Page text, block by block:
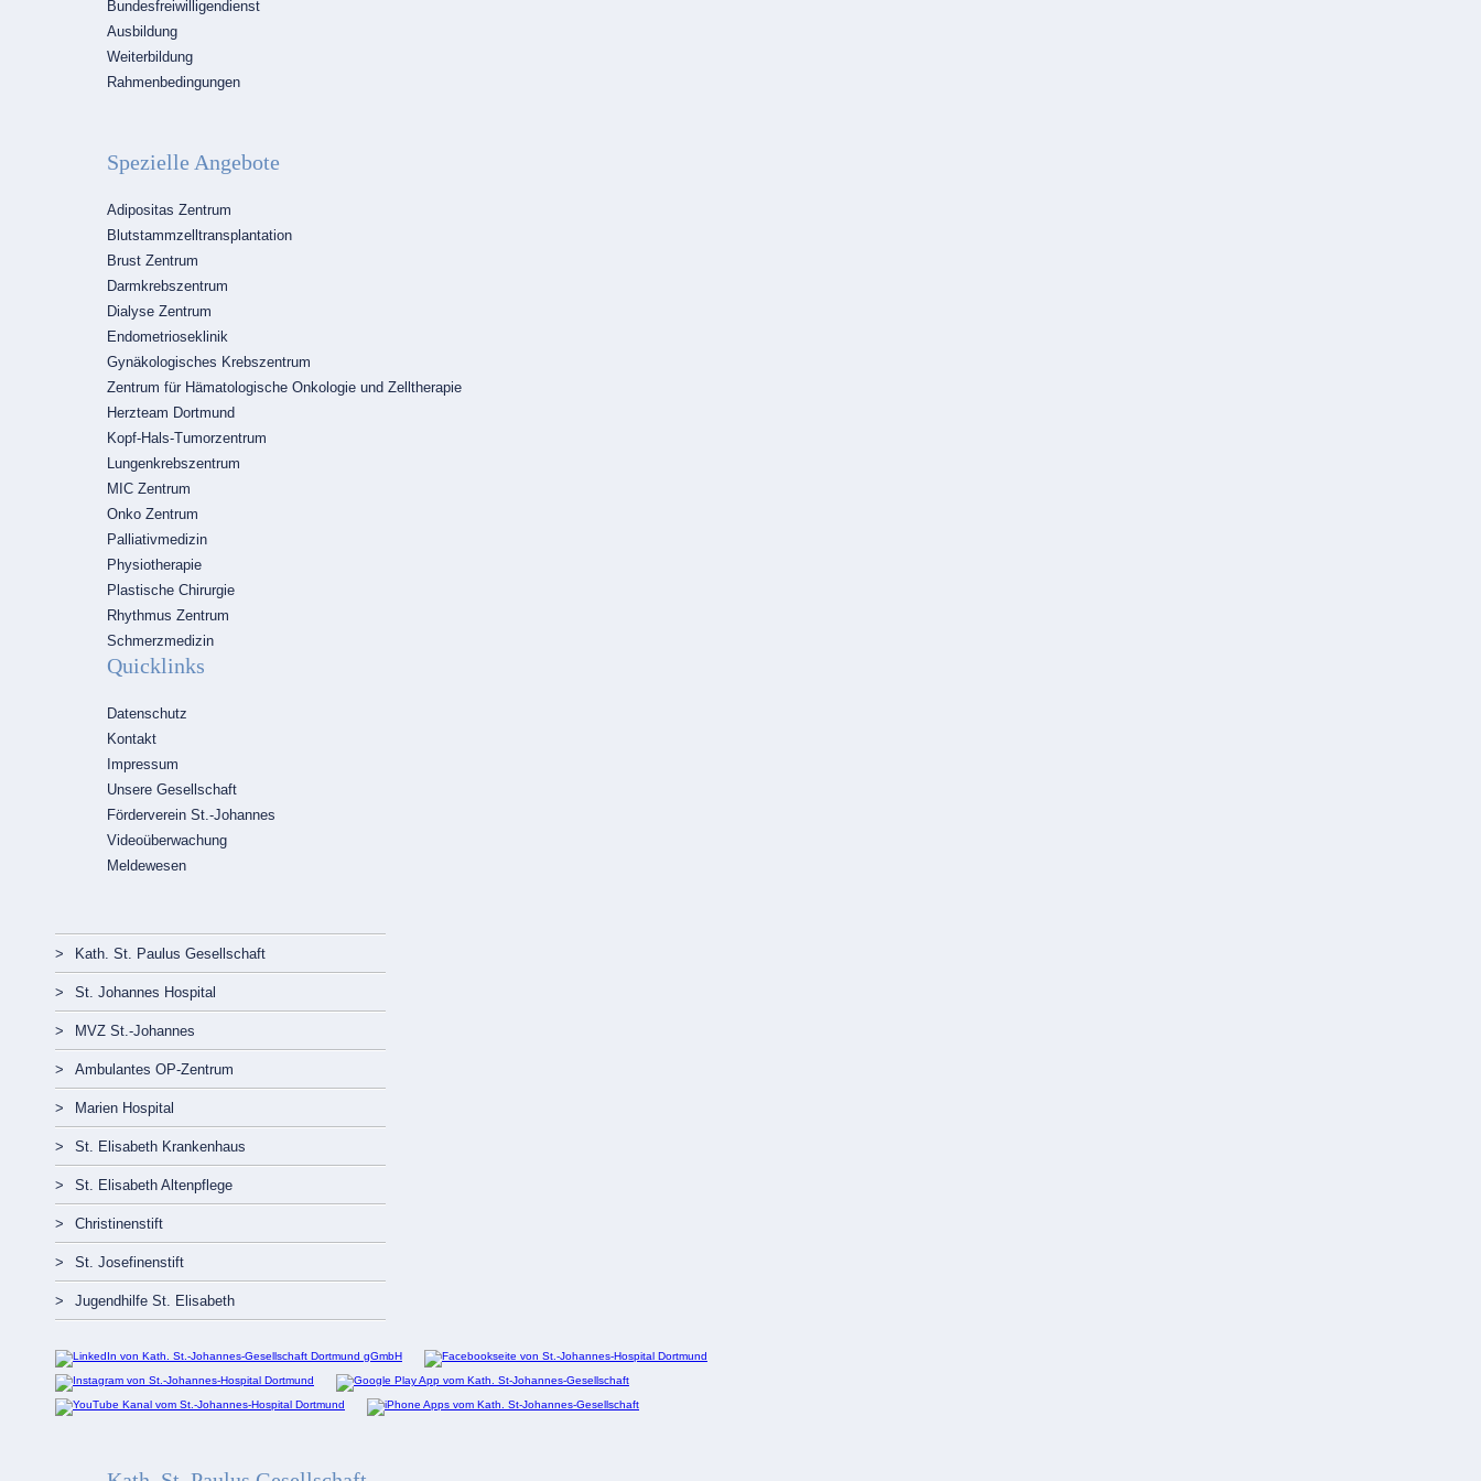
Bundesfreiwilligendienst
Ausbildung
Weiterbildung
Rahmenbedingungen
Spezielle Angebote
Navigation
überspringen
Adipositas Zentrum
Blutstammzelltransplantation
Brust Zentrum
Darmkrebszentrum
Dialyse Zentrum
Endometrioseklinik
Gynäkologisches Krebszentrum
Zentrum für Hämatologische Onkologie und Zelltherapie
Herzteam Dortmund
Kopf-Hals-Tumorzentrum
Lungenkrebszentrum
MIC Zentrum
Onko Zentrum
Palliativmedizin
Physiotherapie
Plastische Chirurgie
Rhythmus Zentrum
Schmerzmedizin
Quicklinks
Navigation
überspringen
Datenschutz
Kontakt
Impressum
Unsere Gesellschaft
Förderverein St.-Johannes
Videoüberwachung
Meldewesen
überspringen
Kath. St. Paulus Gesellschaft
St. Johannes Hospital
MVZ St.-Johannes
Ambulantes OP-Zentrum
Marien Hospital
St. Elisabeth Krankenhaus
St. Elisabeth Altenpflege
Christinenstift
St. Josefinenstift
Jugendhilfe St. Elisabeth